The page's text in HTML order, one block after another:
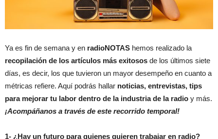
Ya es fin de semana y en radioNOTAS hemos realizado la
recopilación de los artículos más exitosos de los últimos siete
días, es decir, los que tuvieron un mayor desempeño en cuanto a
métricas refiere. Aquí podrás hallar noticias, entrevistas, tips
para mejorar tu labor dentro de la industria de la radio y más.
¡Acompáñanos a través de este recorrido temporal!
1- ¿Hay un futuro para quienes quieren trabajar en radio?